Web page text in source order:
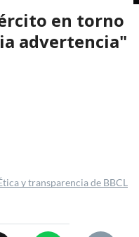
en torno
advertencia"
y transparencia de BBCL